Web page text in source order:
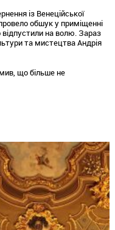
із Венеційської
обшук у приміщенні
відпустили на волю. Зараз
та мистецтва Андрія
що більше не